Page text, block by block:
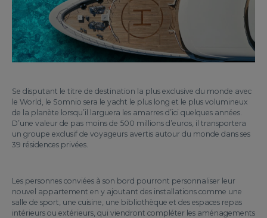
Se disputant le titre de destination la plus exclusive du monde avec
le World, le Somnio sera le yacht le plus long et le plus volumineux
de la planète lorsqu’il larguera les amarres d’ici quelques années.
D’une valeur de pas moins de 500 millions d’euros, il transportera
un groupe exclusif de voyageurs avertis autour du monde dans ses
39 résidences privées.
Les personnes conviées à son bord pourront personnaliser leur
nouvel appartement en y ajoutant des installations comme une
salle de sport, une cuisine, une bibliothèque et des espaces repas
intérieurs ou extérieurs, qui viendront compléter les aménagements